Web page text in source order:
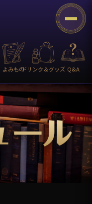
よみものドリンク＆グッズ Q&A